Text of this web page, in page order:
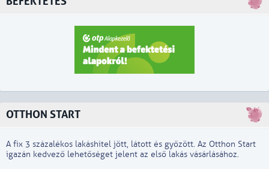
OTTHON START
A fix 3 százalékos lakáshitel jött, látott és győzött. Az Otthon Start
igazán kedvező lehetőséget jelent az első lakás vásárlásához.